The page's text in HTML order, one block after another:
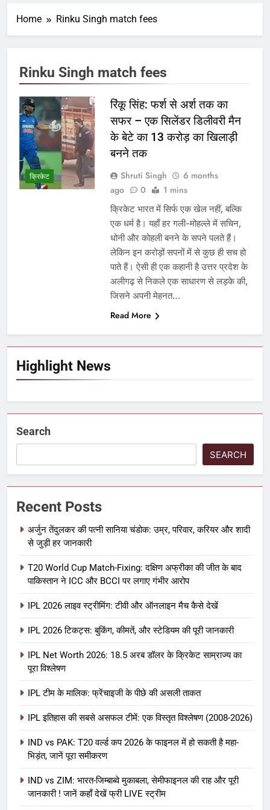
Home Rinku Singh match fees
Highlight News
Rinku Singh match fees
क्रिकेट
रिंकू सिंह: फर्श से अर्श तक का
सफर – एक सिलेंडर डिलीवरी मैन
के बेटे का 13 करोड़ का खिलाड़ी
बनने तक
Shruti Singh
6 months
ago
0 1 mins
क्रिकेट भारत में सिर्फ एक खेल नहीं, बल्कि
एक धर्म है। यहाँ हर गली-मोहल्ले में सचिन,
धोनी और कोहली बनने के सपने पलते हैं।
लेकिन इन करोड़ों सपनों में से कुछ ही सच हो
पाते हैं। ऐसी ही एक कहानी है उत्तर प्रदेश के
अलीगढ़ से निकले एक साधारण से लड़के की,
जिसने अपनी मेहनत…
Read More
Search
SEARCH
Recent Posts
अर्जुन तेंदुलकर की पत्नी सानिया चंडोक: उम्र, परिवार, करियर और शादी
से जुड़ी हर जानकारी
T20 World Cup Match-Fixing: दक्षिण अफ्रीका की जीत के बाद
पाकिस्तान ने ICC और BCCI पर लगाए गंभीर आरोप
IPL 2026 लाइव स्ट्रीमिंग: टीवी और ऑनलाइन मैच कैसे देखें
IPL 2026 टिकट्स: बुकिंग, कीमतें, और स्टेडियम की पूरी जानकारी
IPL Net Worth 2026: 18.5 अरब डॉलर के क्रिकेट साम्राज्य का
पूरा विश्लेषण
IPL टीम के मालिक: फ्रेंचाइजी के पीछे की असली ताकत
IPL इतिहास की सबसे असफल टीमें: एक विस्तृत विश्लेषण (2008-2026)
IND vs PAK: T20 वर्ल्ड कप 2026 के फाइनल में हो सकती है महा-
भिड़ंत, जानें पूरा समीकरण
IND vs ZIM: भारत-जिम्बाब्वे मुकाबला, सेमीफाइनल की राह और पूरी
जानकारी ! जानें कहाँ देखें फ्री LIVE स्ट्रीम
IPL Net Worth 2026: 18.5 अरब डॉलर
आईपीएल 2026 क्रिकेट
IPL टीम के मालिक: फ्रेंचाइजी के पीछे की
असली ताकत
आईपीएल 2026 क्रिकेट